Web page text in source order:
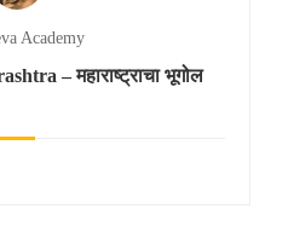
Academy
– महाराष्ट्राचा भूगोल